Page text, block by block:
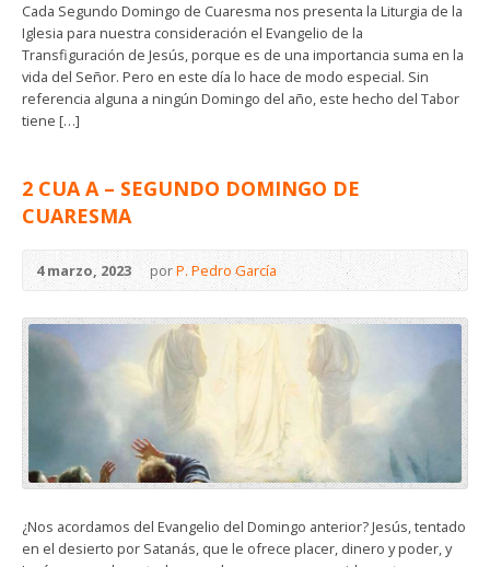
Cada Segundo Domingo de Cuaresma nos presenta la Liturgia de la
Iglesia para nuestra consideración el Evangelio de la
Transfiguración de Jesús, porque es de una importancia suma en la
vida del Señor. Pero en este día lo hace de modo especial. Sin
referencia alguna a ningún Domingo del año, este hecho del Tabor
tiene […]
2 CUA A – SEGUNDO DOMINGO DE
CUARESMA
4 marzo, 2023 porP. Pedro García
¿Nos acordamos del Evangelio del Domingo anterior? Jesús, tentado
en el desierto por Satanás, que le ofrece placer, dinero y poder, y